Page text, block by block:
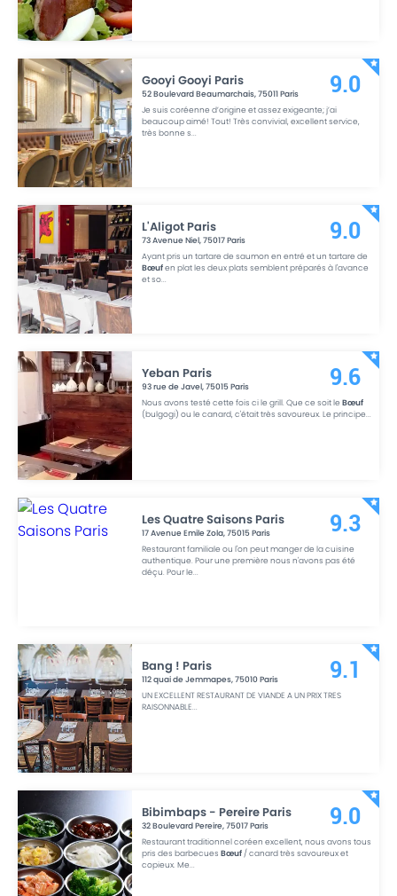
Gooyi Gooyi Paris
52 Boulevard Beaumarchais,75011Paris
Je suis coréenne d’origine et assez exigeante; j’ai
beaucoup aimé! Tout! Très convivial, excellent service,
très bonne s...
9.0
L'Aligot Paris
73 Avenue Niel,75017Paris
Ayant pris un tartare de saumon en entré et un tartare de
Bœufen plat les deux plats semblent préparés à l'avance
et so...
9.0
Yeban Paris
93 rue de Javel,75015Paris
Nous avons testé cette fois ci le grill. Que ce soit leBœuf
(bulgogi) ou le canard, c'était très savoureux. Le principe...
9.6
Les Quatre Saisons Paris
17 Avenue Emile Zola,75015Paris
Restaurant familiale ou l'on peut manger de la cuisine
authentique. Pour une première nous n'avons pas été
déçu. Pour le...
9.3
Bang ! Paris
112 quai de Jemmapes,75010Paris
UN EXCELLENT RESTAURANT DE VIANDE A UN PRIX TRES
RAISONNABLE...
9.1
Bibimbaps - Pereire Paris
32 Boulevard Pereire,75017Paris
Restaurant traditionnel coréen excellent, nous avons tous
pris des barbecuesBœuf / canard très savoureux et
copieux. Me...
9.0